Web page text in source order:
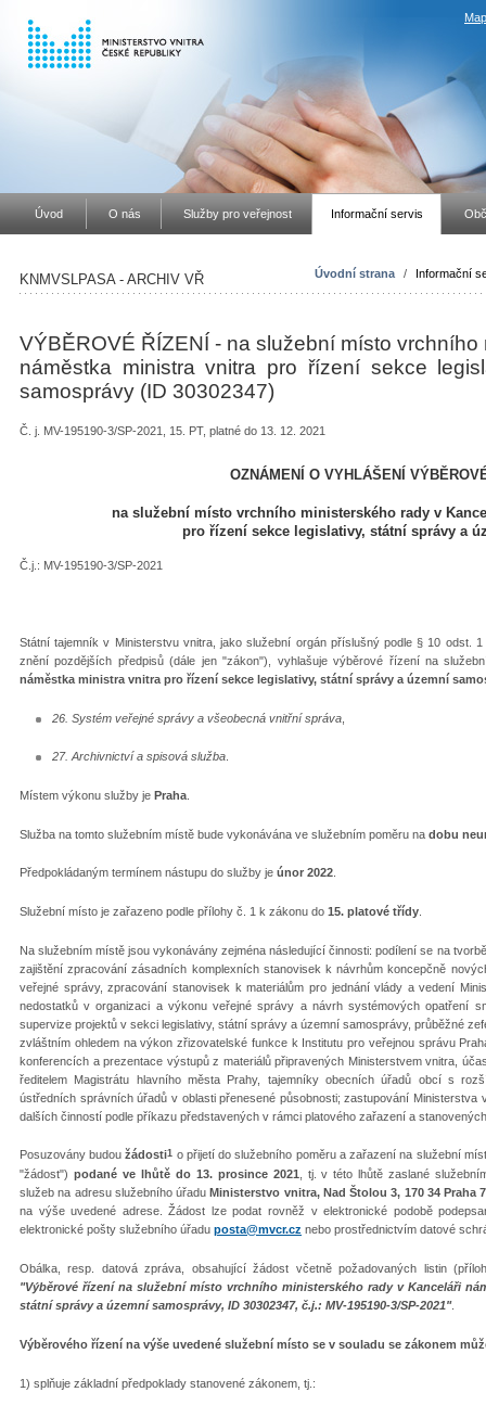
Úvod O nás Služby pro veřejnost Informační servis
Úvodní strana / Informační
KNMVSLPASA - ARCHIV VŘ
VÝBĚROVÉ ŘÍZENÍ - na služební místo
náměstka ministra vnitra pro řízení sekce
samosprávy (ID 30302347)
Č. j. MV-195190-3/SP-2021, 15. PT, platné do 13. 12. 2021
OZNÁMENÍ O VYHLÁŠENÍ
na služební místo vrchního ministerského rady v
pro řízení sekce legislativy, státní správy a
Č.j.: MV-195190-3/SP-2021
Státní tajemník v Ministerstvu vnitra, jako služební orgán příslušný podle § 10 odst.
znění pozdějších předpisů (dále jen "zákon"), vyhlašuje výběrové řízení na
náměstka ministra vnitra pro řízení sekce legislativy, státní správy a územní
26. Systém veřejné správy a všeobecná vnitřní správa
27. Archivnictví a spisová služba
Místem výkonu služby je Praha
Služba na tomto služebním místě bude vykonávána ve služebním poměru na dobu
Předpokládaným termínem nástupu do služby je únor 2022
Služební místo je zařazeno podle přílohy č. 1 k zákonu do 15. platové třídy
Na služebním místě jsou vykonávány zejména následující činnosti: podílení se na
zajištění zpracování zásadních komplexních stanovisek k návrhům koncepčně
veřejné správy, zpracování stanovisek k materiálům pro jednání vlády a vedení
nedostatků v organizaci a výkonu veřejné správy a návrh systémových opatření
supervize projektů v sekci legislativy, státní správy a územní samosprávy, průběžné
zvláštním ohledem na výkon zřizovatelské funkce k Institutu pro veřejnou správu
konferencích a prezentace výstupů z materiálů připravených Ministerstvem vnitra,
ředitelem Magistrátu hlavního města Prahy, tajemníky obecních úřadů obcí s
ústředních správních úřadů v oblasti přenesené působnosti; zastupování
dalších činností podle příkazu představených v rámci platového zařazení a
Posuzovány budoužádosti1
o přijetí do služebního poměru a zařazení na služební
"žádost") podané ve lhůtě do 13. prosince 2021, tj. v této lhůtě zaslané
služeb na adresu služebního úřadu Ministerstvo vnitra, Nad Štolou 3, 170 34 Praha 7
na výše uvedené adrese. Žádost lze podat rovněž v elektronické podobě
elektronické pošty služebního úřadu posta@mvcr.cz nebo prostřednictvím datové
Obálka, resp. datová zpráva, obsahující žádost včetně požadovaných listin
"Výběrové řízení na služební místo vrchního ministerského rady v Kanceláři
státní správy a územní samosprávy, ID 30302347, č.j.: MV-195190-3/SP-2021".
Výběrového řízení na výše uvedené služební místo se v souladu se zákonem
1) splňuje základní předpoklady stanovené zákonem, tj.: